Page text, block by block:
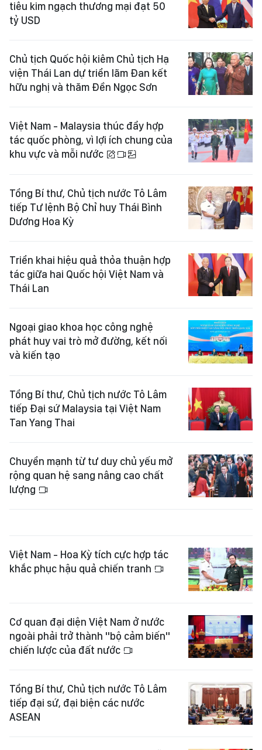
tiêu kim ngạch thương mại đạt 50
tỷ USD
Chủ tịch Quốc hội kiêm Chủ tịch Hạ
viện Thái Lan dự triển lãm Đan kết
hữu nghị và thăm Đền Ngọc Sơn
Việt Nam - Malaysia thúc đẩy hợp
tác quốc phòng, vì lợi ích chung của
khu vực và mỗi nước
Tổng Bí thư, Chủ tịch nước Tô Lâm
tiếp Tư lệnh Bộ Chỉ huy Thái Bình
Dương Hoa Kỳ
Triển khai hiệu quả thỏa thuận hợp
tác giữa hai Quốc hội Việt Nam và
Thái Lan
Ngoại giao khoa học công nghệ
phát huy vai trò mở đường, kết nối
và kiến tạo
Tổng Bí thư, Chủ tịch nước Tô Lâm
tiếp Đại sứ Malaysia tại Việt Nam
Tan Yang Thai
Chuyển mạnh từ tư duy chủ yếu mở
rộng quan hệ sang nâng cao chất
lượng
Việt Nam - Hoa Kỳ tích cực hợp tác
khắc phục hậu quả chiến tranh
Cơ quan đại diện Việt Nam ở nước
ngoài phải trở thành "bộ cảm biến"
chiến lược của đất nước
Tổng Bí thư, Chủ tịch nước Tô Lâm
tiếp đại sứ, đại biện các nước
ASEAN